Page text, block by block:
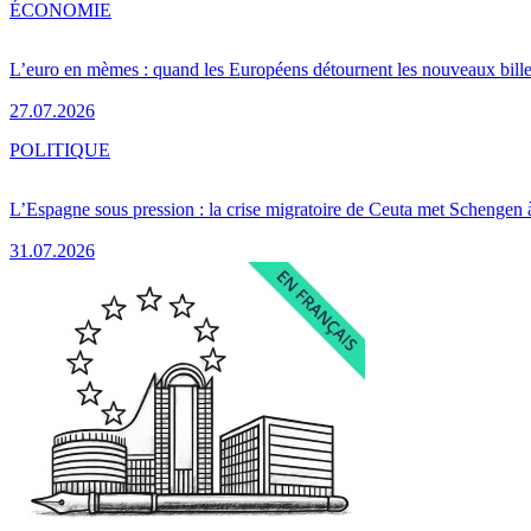
L’euro en mèmes : quand les Européens détournent les nouveaux
27.07.2026
ÉCONOMIE
L’Espagne sous pression : la crise migratoire de Ceuta met Schengen
31.07.2026
POLITIQUE